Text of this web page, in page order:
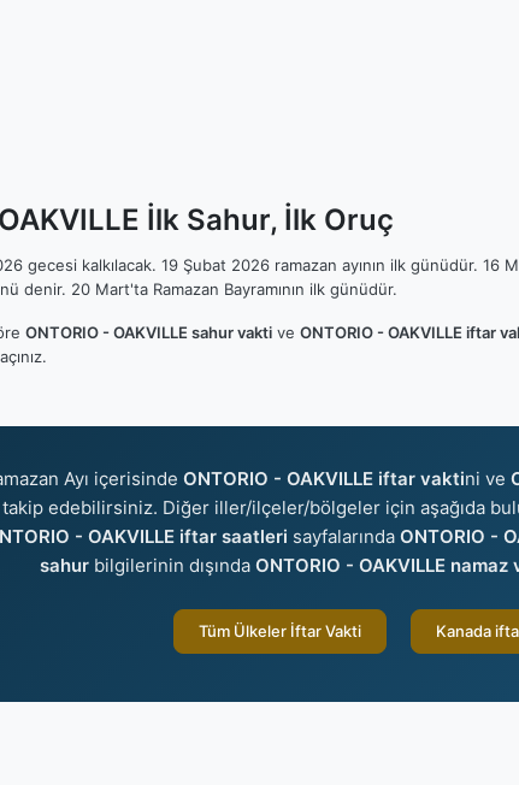
İlk Sahur, İlk Oruç
gecesi kalkılacak. 19 Şubat 2026 ramazan ayının ilk günüdür.
denir. 20 Mart'ta Ramazan Bayramının ilk günüdür.
ONTORIO - OAKVILLE sahur vakti ve ONTORIO - OAKVILLE iftar
Ayı içerisinde ONTORIO - OAKVILLE iftar vaktini ve
takip edebilirsiniz. Diğer iller/ilçeler/bölgeler için aşağıda
- OAKVILLE iftar saatleri sayfalarında ONTORIO -
sahurbilgilerinin dışında ONTORIO - OAKVILLE
Tüm Ülkeler İftar Vakti Kanada